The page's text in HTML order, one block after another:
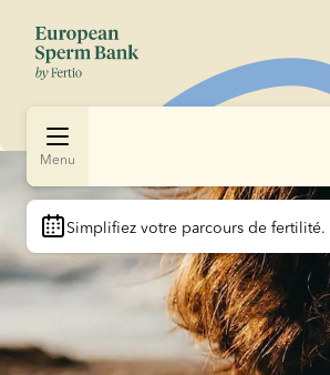
Menu
Simplifiez votre parcours de fertilité.
Slide 1 of 1